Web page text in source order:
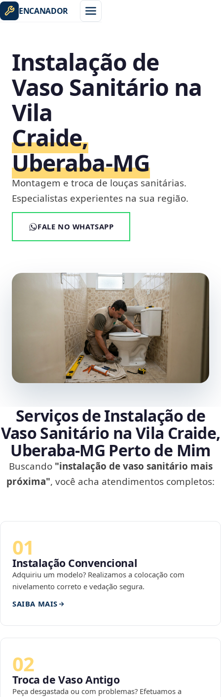
ENCANADOR
Instalação de
Vaso Sanitário na
Vila
Craide,
Uberaba‑MG
Montagem e troca de louças sanitárias.
Especialistas experientes na sua região.
FALE NO WHATSAPP
Serviços de Instalação de
Vaso Sanitário na Vila Craide,
Uberaba‑MG Perto de Mim
Buscando "instalação de vaso sanitário mais
próxima", você acha atendimentos completos:
01
Instalação Convencional
Adquiriu um modelo? Realizamos a colocação com
nivelamento correto e vedação segura.
SAIBA MAIS
02
Troca de Vaso Antigo
Peça desgastada ou com problemas? Efetuamos a